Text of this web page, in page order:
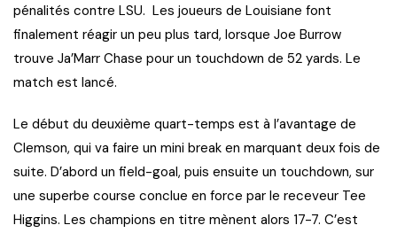
pénalités contre LSU. Les joueurs de Louisiane font
finalement réagir un peu plus tard, lorsque Joe Burrow
trouve Ja’Marr Chase pour un touchdown de 52 yards. Le
match est lancé.
Le début du deuxième quart-temps est à l’avantage de
Clemson, qui va faire un mini break en marquant deux fois de
suite. D’abord un field-goal, puis ensuite un touchdown, sur
une superbe course conclue en force par le receveur Tee
Higgins. Les champions en titre mènent alors 17-7. C’est